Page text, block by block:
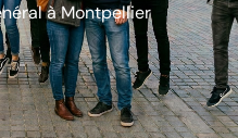
à Montpellier